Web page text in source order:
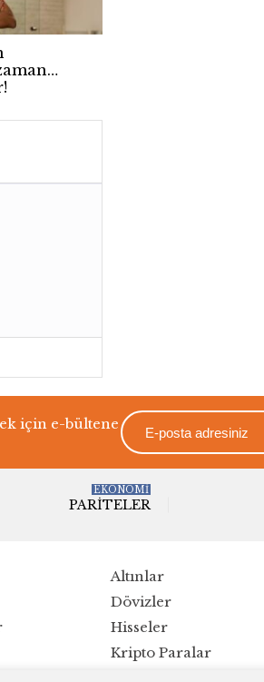
için e-bültene
PARITELER
EKONOMİ
Altınlar
Dövizler
Hisseler
Kripto Paralar